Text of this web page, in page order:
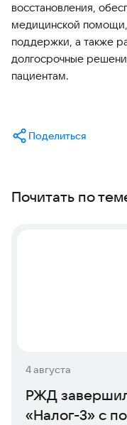
восстановления,
медицинской
поддержки, а также
долгосрочные
пациентам.
Поделиться
Почитать по
4 августа
РЖД
«Налог-3» с